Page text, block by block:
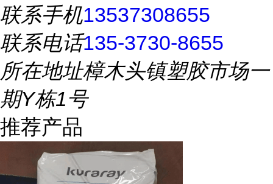
联系手机13537308655
联系电话135-3730-8655
所在地址樟木头镇塑胶市场一
期Y栋1号
推荐产品